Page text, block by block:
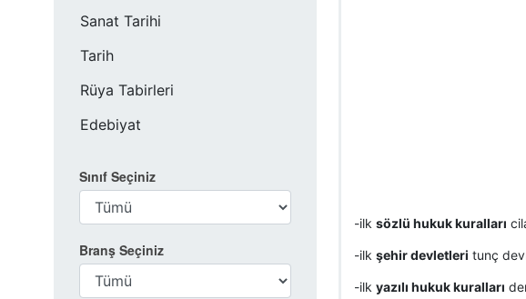
Sanat Tarihi
Tarih
Rüya Tabirleri
Edebiyat
Sınıf Seçiniz
Branş Seçiniz
-ilk sözlü hukuk kuralları
-ilk şehir devletleri tunç
-ilk yazılı hukuk kuralları